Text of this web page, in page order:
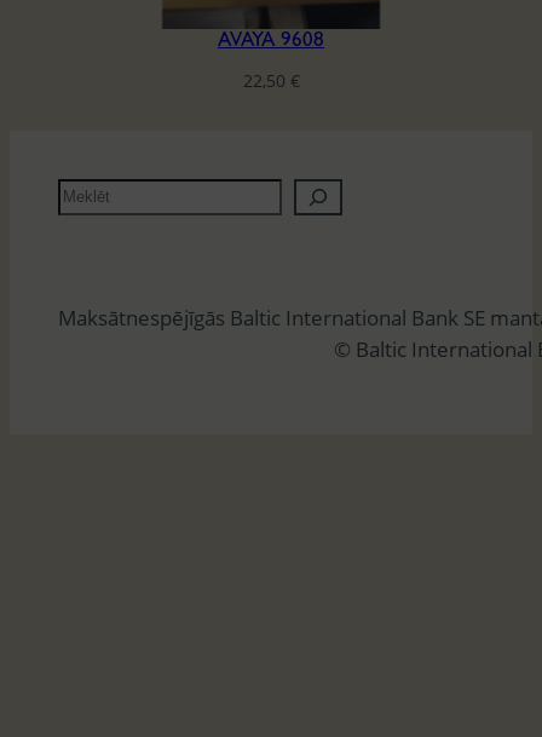
AVAYA 9608
22,50 €
M
e
ē
Maksātnespējīgās Baltic International Bank SE
© Baltic International